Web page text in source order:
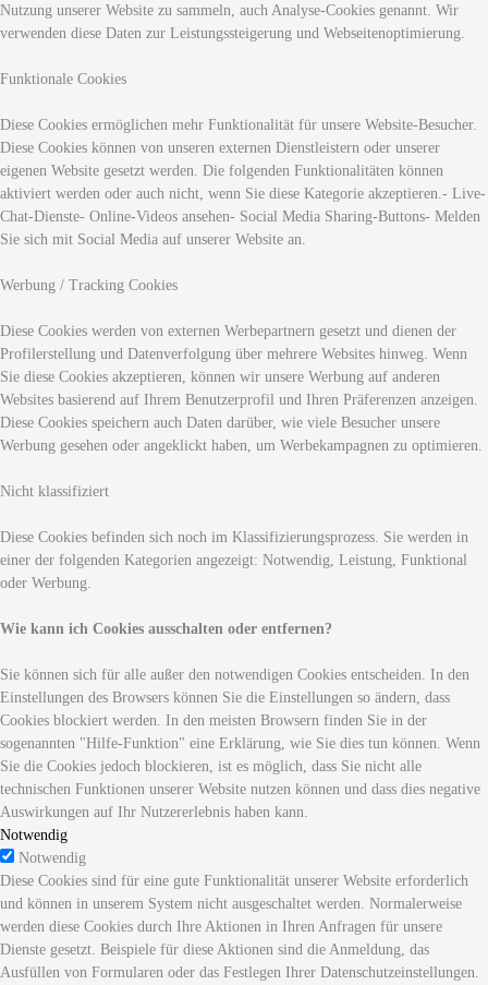
Nutzung unserer Website zu sammeln, auch Analyse-Cookies genannt. Wir
verwenden diese Daten zur Leistungssteigerung und Webseitenoptimierung.
Funktionale Cookies
Diese Cookies ermöglichen mehr Funktionalität für unsere Website-Besucher.
Diese Cookies können von unseren externen Dienstleistern oder unserer
eigenen Website gesetzt werden. Die folgenden Funktionalitäten können
aktiviert werden oder auch nicht, wenn Sie diese Kategorie akzeptieren.- Live-
Chat-Dienste- Online-Videos ansehen- Social Media Sharing-Buttons- Melden
Sie sich mit Social Media auf unserer Website an.
Werbung / Tracking Cookies
Diese Cookies werden von externen Werbepartnern gesetzt und dienen der
Profilerstellung und Datenverfolgung über mehrere Websites hinweg. Wenn
Sie diese Cookies akzeptieren, können wir unsere Werbung auf anderen
Websites basierend auf Ihrem Benutzerprofil und Ihren Präferenzen anzeigen.
Diese Cookies speichern auch Daten darüber, wie viele Besucher unsere
Werbung gesehen oder angeklickt haben, um Werbekampagnen zu optimieren.
Nicht klassifiziert
Diese Cookies befinden sich noch im Klassifizierungsprozess. Sie werden in
einer der folgenden Kategorien angezeigt: Notwendig, Leistung, Funktional
oder Werbung.
Wie kann ich Cookies ausschalten oder entfernen?
Sie können sich für alle außer den notwendigen Cookies entscheiden. In den
Einstellungen des Browsers können Sie die Einstellungen so ändern, dass
Cookies blockiert werden. In den meisten Browsern finden Sie in der
sogenannten "Hilfe-Funktion" eine Erklärung, wie Sie dies tun können. Wenn
Sie die Cookies jedoch blockieren, ist es möglich, dass Sie nicht alle
technischen Funktionen unserer Website nutzen können und dass dies negative
Auswirkungen auf Ihr Nutzererlebnis haben kann.
Notwendig
Notwendig
Diese Cookies sind für eine gute Funktionalität unserer Website erforderlich
und können in unserem System nicht ausgeschaltet werden. Normalerweise
werden diese Cookies durch Ihre Aktionen in Ihren Anfragen für unsere
Dienste gesetzt. Beispiele für diese Aktionen sind die Anmeldung, das
Ausfüllen von Formularen oder das Festlegen Ihrer Datenschutzeinstellungen.